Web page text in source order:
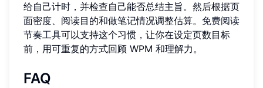
给自己计时，并检查自己能否总结主旨。然后根据页
面密度、阅读目的和做笔记情况调整估算。 免费阅读
节奏工具可以支持这个习惯，让你在设定页数目标
前，用可重复的方式回顾 WPM 和理解力。
FAQ